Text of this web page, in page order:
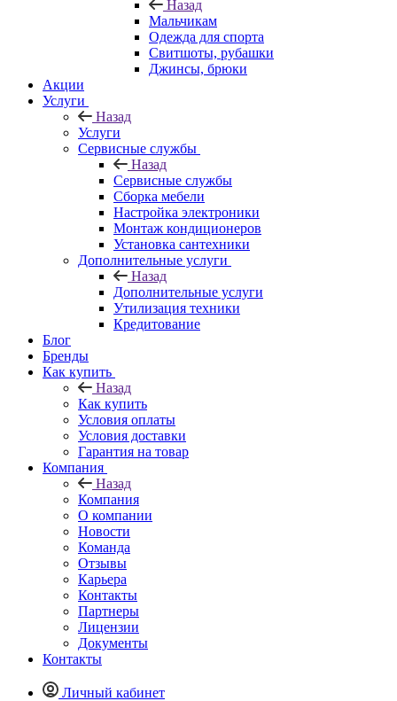
Назад
Мальчикам
Одежда для спорта
Свитшоты, рубашки
Джинсы, брюки
Акции
Услуги
Назад
Услуги
Сервисные службы
Назад
Сервисные службы
Сборка мебели
Настройка электроники
Монтаж кондиционеров
Установка сантехники
Дополнительные услуги
Назад
Дополнительные услуги
Утилизация техники
Кредитование
Блог
Бренды
Как купить
Назад
Как купить
Условия оплаты
Условия доставки
Гарантия на товар
Компания
Назад
Компания
О компании
Новости
Команда
Отзывы
Карьера
Контакты
Партнеры
Лицензии
Документы
Контакты
Личный кабинет